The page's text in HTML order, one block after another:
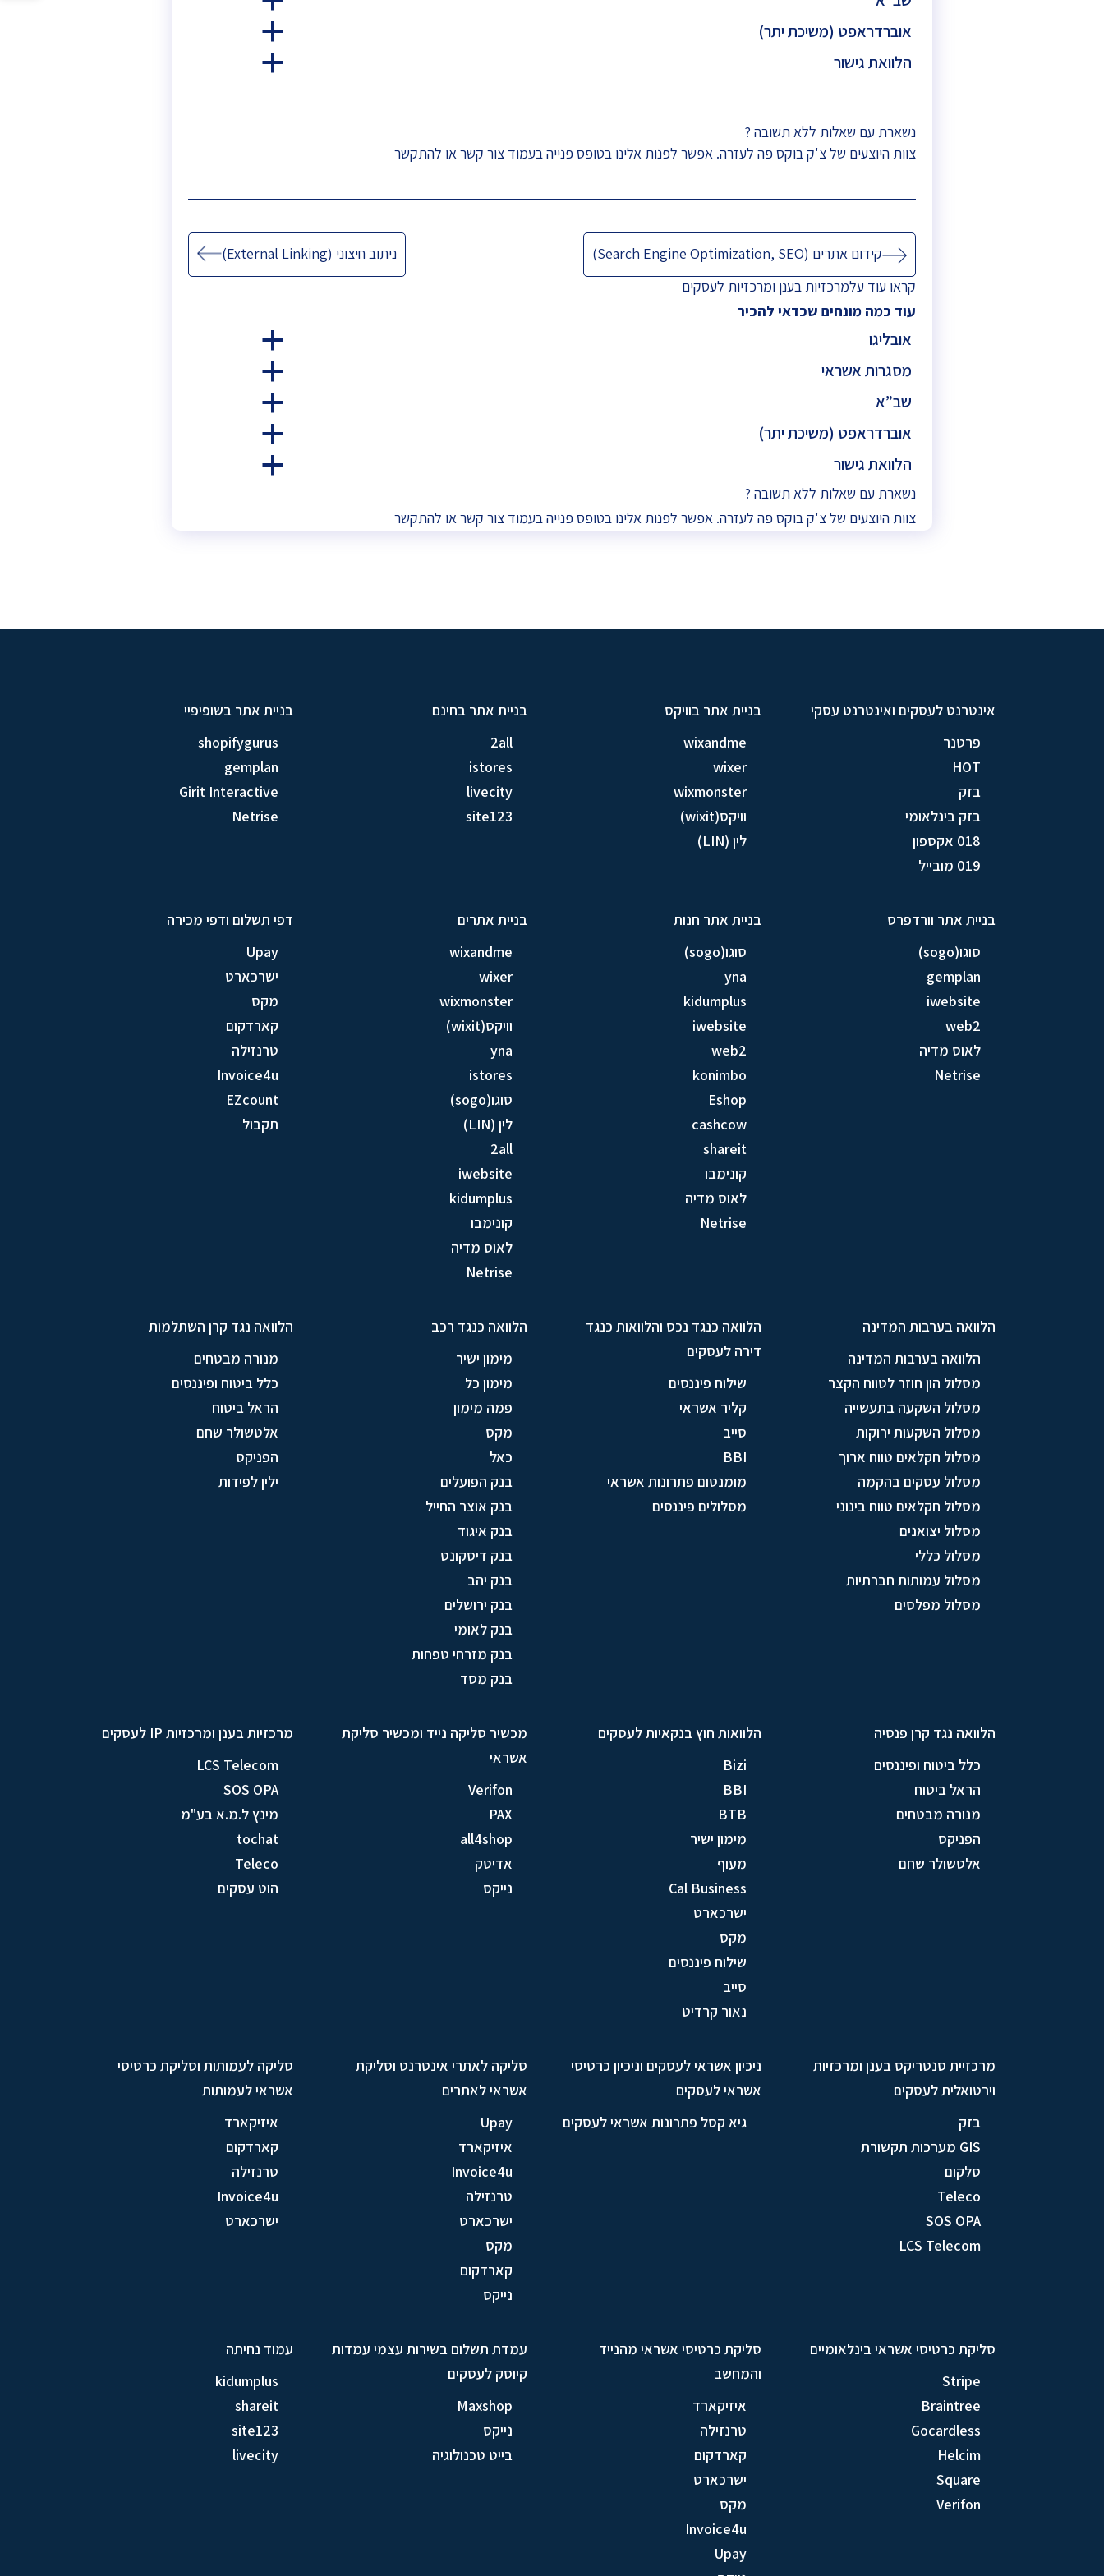
a אוברדראפט (משיכת יתר)
a הלוואת גישור
נשארת עם שאלות ללא תשובה ?
צוות היוצעים של צ'ק בוקס פה לעזרה. אפשר לפנות אלינו בטופס פנייה בעמוד צור קשראו להתקשר
ניווטקידום אתרים (Search Engine Optimization, SEO)
ניתוב חיצוני (External Linking)
קראו עוד עלמרכזיות בענן ומרכזיות לעסקים
עוד כמה מונחים שכדאי להכיר
a אובליגו
a מסגרות אשראי
a שב”א
a אוברדראפט (משיכת יתר)
a הלוואת גישור
נשארת עם שאלות ללא תשובה ?
צוות היוצעים של צ'ק בוקס פה לעזרה. אפשר לפנות אלינו בטופס פנייה בעמוד צור קשר או להתקשר
אינטרנט לעסקים ואינטרנט עסקי
פרטנר
HOT
בזק
בזק בינלאומי
018 אקספון
019 מובייל
בניית אתר בוויקס
wixandme
wixer
wixmonster
וויקס(wixit)
לין (LIN)
בניית אתר בחינם
2all
istores
livecity
site123
בניית אתר בשופיפיי
shopifygurus
gemplan
Girit Interactive
Netrise
בניית אתר וורדפרס
סוגו(sogo)
gemplan
iwebsite
web2
לאוס מדיה
Netrise
בניית אתר חנות
סוגו(sogo)
yna
kidumplus
iwebsite
web2
konimbo
Eshop
cashcow
shareit
קונימבו
לאוס מדיה
Netrise
בניית אתרים
wixandme
wixer
wixmonster
וויקס(wixit)
yna
istores
סוגו(sogo)
לין (LIN)
2all
iwebsite
kidumplus
קונימבו
לאוס מדיה
Netrise
דפי תשלום ודפי מכירה
Upay
ישרכארט
מקס
קארדקום
טרנזילה
Invoice4u
EZcount
תקבול
הלוואה בערבות המדינה
הלוואה בערבות המדינה
מסלול הון חוזר לטווח הקצר
מסלול השקעה בתעשייה
מסלול השקעות ירוקות
מסלול חקלאים טווח ארוך
מסלול עסקים בהקמה
מסלול חקלאים טווח בינוני
מסלול יצואנים
מסלול כללי
מסלול עמותות חברתיות
מסלול מפלסים
הלוואה כנגד נכס והלוואות כנגד
דירה לעסקים
שילוח פיננסים
קליר אשראי
סייב
BBI
מומנטום פתרונות אשראי
מסלולים פיננסים
הלוואה כנגד רכב
מימון ישיר
מימון כל
פמה מימון
מקס
כאל
בנק הפועלים
בנק אוצר החייל
בנק איגוד
בנק דיסקונט
בנק יהב
בנק ירושלים
בנק לאומי
בנק מזרחי טפחות
בנק מסד
הלוואה נגד קרן השתלמות
מנורה מבטחים
כלל ביטוח ופיננסים
הראל ביטוח
אלטשולר שחם
הפניקס
ילין לפידות
הלוואה נגד קרן פנסיה
כלל ביטוח ופיננסים
הראל ביטוח
מנורה מבטחים
הפניקס
אלטשולר שחם
הלוואות חוץ בנקאיות לעסקים
Bizi
BBI
BTB
מימון ישיר
מעוף
Cal Business
ישרכארט
מקס
שילוח פיננסים
סייב
נאור קרדיט
מכשיר סליקה נייד ומכשיר סליקת
אשראי
Verifon
PAX
all4shop
אדיטק
נייקס
מרכזיות בענן ומרכזיות IP לעסקים
LCS Telecom
SOS OPA
מינץ ל.מ.א בע"מ
tochat
Teleco
הוט עסקים
מרכזיית סנטריקס בענן ומרכזיות
וירטואלית לעסקים
בזק
GIS מערכות תקשורת
סלקום
Teleco
SOS OPA
LCS Telecom
ניכיון אשראי לעסקים וניכיון כרטיסי
אשראי לעסקים
גיא קסל פתרונות אשראי לעסקים
סליקה לאתרי אינטרנט וסליקת
אשראי לאתרים
Upay
איזיקארד
Invoice4u
טרנזילה
ישרכארט
מקס
קארדקום
נייקס
סליקה לעמותות וסליקת כרטיסי
אשראי לעמותות
איזיקארד
קארדקום
טרנזילה
Invoice4u
ישרכארט
סליקת כרטיסי אשראי בינלאומיים
Stripe
Braintree
Gocardless
Helcim
Square
Verifon
סליקת כרטיסי אשראי מהנייד
והמחשב
איזיקארד
טרנזילה
קארדקום
ישרכארט
מקס
Invoice4u
Upay
עמדת תשלום בשירות עצמי עמדות
קיוסק לעסקים
Maxshop
נייקס
בייט טכנולוגיה
עמוד נחיתה
kidumplus
shareit
site123
livecity